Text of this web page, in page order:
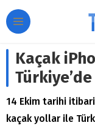
Kaçak
Türkiye’de
14 Ekim tarihi
kaçak yollar ile